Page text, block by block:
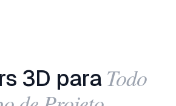
3D para Todo